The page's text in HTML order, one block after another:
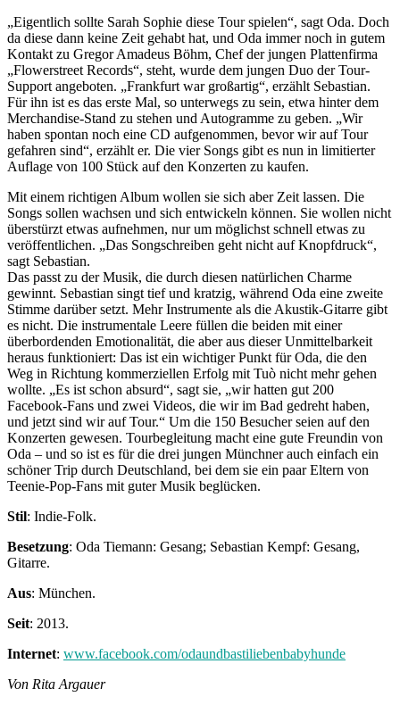
„Eigentlich sollte Sarah Sophie diese Tour spielen“, sagt Oda. Doch
da diese dann keine Zeit gehabt hat, und Oda immer noch in gutem
Kontakt zu Gregor Amadeus Böhm, Chef der jungen Plattenfirma
„Flowerstreet Records“, steht, wurde dem jungen Duo der Tour-
Support angeboten. „Frankfurt war großartig“, erzählt Sebastian.
Für ihn ist es das erste Mal, so unterwegs zu sein, etwa hinter dem
Merchandise-Stand zu stehen und Autogramme zu geben. „Wir
haben spontan noch eine CD aufgenommen, bevor wir auf Tour
gefahren sind“, erzählt er. Die vier Songs gibt es nun in limitierter
Auflage von 100 Stück auf den Konzerten zu kaufen.
Mit einem richtigen Album wollen sie sich aber Zeit lassen. Die
Songs sollen wachsen und sich entwickeln können. Sie wollen nicht
überstürzt etwas aufnehmen, nur um möglichst schnell etwas zu
veröffentlichen. „Das Songschreiben geht nicht auf Knopfdruck“,
sagt Sebastian.
Das passt zu der Musik, die durch diesen natürlichen Charme
gewinnt. Sebastian singt tief und kratzig, während Oda eine zweite
Stimme darüber setzt. Mehr Instrumente als die Akustik-Gitarre gibt
es nicht. Die instrumentale Leere füllen die beiden mit einer
überbordenden Emotionalität, die aber aus dieser Unmittelbarkeit
heraus funktioniert: Das ist ein wichtiger Punkt für Oda, die den
Weg in Richtung kommerziellen Erfolg mit Tuò nicht mehr gehen
wollte. „Es ist schon absurd“, sagt sie, „wir hatten gut 200
Facebook-Fans und zwei Videos, die wir im Bad gedreht haben,
und jetzt sind wir auf Tour.“ Um die 150 Besucher seien auf den
Konzerten gewesen. Tourbegleitung macht eine gute Freundin von
Oda – und so ist es für die drei jungen Münchner auch einfach ein
schöner Trip durch Deutschland, bei dem sie ein paar Eltern von
Teenie-Pop-Fans mit guter Musik beglücken.
Stil: Indie-Folk.
Besetzung: Oda Tiemann: Gesang; Sebastian Kempf: Gesang,
Gitarre.
Aus: München.
Seit: 2013.
Internet: www.facebook.com/odaundbastiliebenbabyhunde
Von Rita Argauer